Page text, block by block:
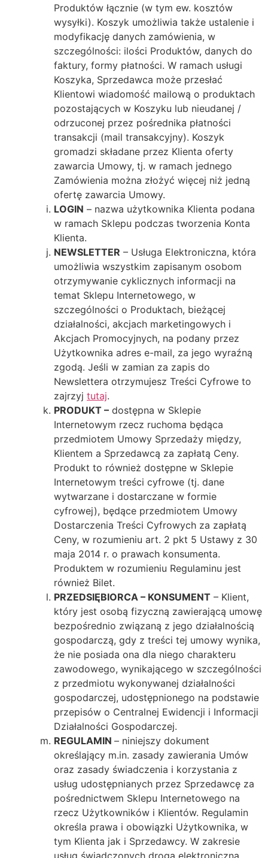
Produktów łącznie (w tym ew. kosztów
wysyłki). Koszyk umożliwia także ustalenie i
modyfikację danych zamówienia, w
szczególności: ilości Produktów, danych do
faktury, formy płatności. W ramach usługi
Koszyka, Sprzedawca może przesłać
Klientowi wiadomość mailową o produktach
pozostających w Koszyku lub nieudanej /
odrzuconej przez pośrednika płatności
transakcji (mail transakcyjny). Koszyk
gromadzi składane przez Klienta oferty
zawarcia Umowy, tj. w ramach jednego
Zamówienia można złożyć więcej niż jedną
ofertę zawarcia Umowy.
LOGIN – nazwa użytkownika Klienta podana
w ramach Sklepu podczas tworzenia Konta
Klienta.
NEWSLETTER – Usługa Elektroniczna, która
umożliwia wszystkim zapisanym osobom
otrzymywanie cyklicznych informacji na
temat Sklepu Internetowego, w
szczególności o Produktach, bieżącej
działalności, akcjach marketingowych i
Akcjach Promocyjnych, na podany przez
Użytkownika adres e-mail, za jego wyraźną
zgodą. Jeśli w zamian za zapis do
Newslettera otrzymujesz Treści Cyfrowe to
zajrzyj tutaj.
PRODUKT – dostępna w Sklepie
Internetowym rzecz ruchoma będąca
przedmiotem Umowy Sprzedaży między,
Klientem a Sprzedawcą za zapłatą Ceny.
Produkt to również dostępne w Sklepie
Internetowym treści cyfrowe (tj. dane
wytwarzane i dostarczane w formie
cyfrowej), będące przedmiotem Umowy
Dostarczenia Treści Cyfrowych za zapłatą
Ceny, w rozumieniu art. 2 pkt 5 Ustawy z 30
maja 2014 r. o prawach konsumenta.
Produktem w rozumieniu Regulaminu jest
również Bilet.
PRZEDSIĘBIORCA – KONSUMENT – Klient,
który jest osobą fizyczną zawierającą umowę
bezpośrednio związaną z jego działalnością
gospodarczą, gdy z treści tej umowy wynika,
że nie posiada ona dla niego charakteru
zawodowego, wynikającego w szczególności
z przedmiotu wykonywanej działalności
gospodarczej, udostępnionego na podstawie
przepisów o Centralnej Ewidencji i Informacji
Działalności Gospodarczej.
REGULAMIN – niniejszy dokument
określający m.in. zasady zawierania Umów
oraz zasady świadczenia i korzystania z
usług udostępnianych przez Sprzedawcę za
pośrednictwem Sklepu Internetowego na
rzecz Użytkowników i Klientów. Regulamin
określa prawa i obowiązki Użytkownika, w
tym Klienta jak i Sprzedawcy. W zakresie
usług świadczonych drogą elektroniczną